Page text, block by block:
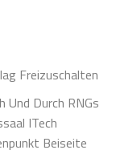
Freizuschalten
Und Durch RNGs
ITech
Beiseite